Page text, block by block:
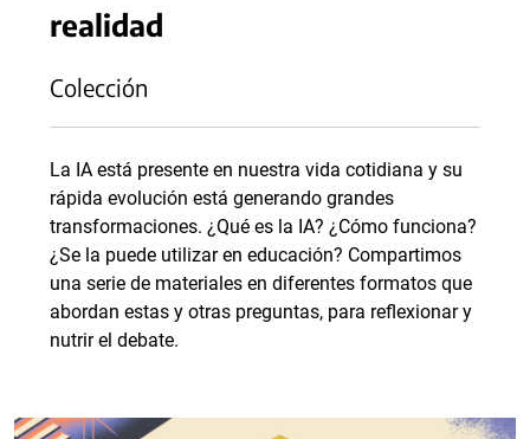
realidad
Colección
La IA está presente en nuestra vida cotidiana y su
rápida evolución está generando grandes
transformaciones. ¿Qué es la IA? ¿Cómo funciona?
¿Se la puede utilizar en educación? Compartimos
una serie de materiales en diferentes formatos que
abordan estas y otras preguntas, para reflexionar y
nutrir el debate.